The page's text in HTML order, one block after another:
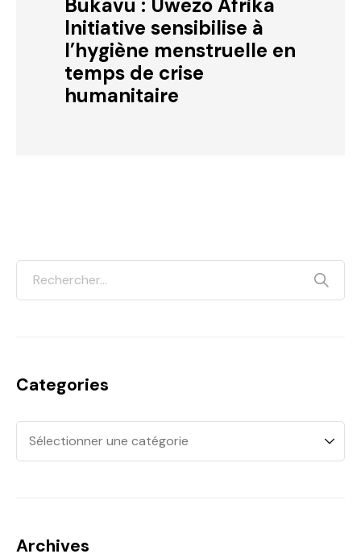
Initiative sensibilise à
l’hygiène menstruelle en
temps de crise
humanitaire
Categories
Archives